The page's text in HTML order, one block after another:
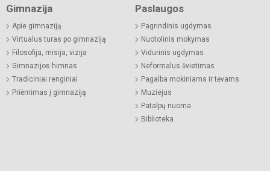
Gimnazija
Apie gimnaziją
Virtualus turas po gimnaziją
Filosofija, misija, vizija
Gimnazijos himnas
Tradiciniai renginiai
Priėmimas į gimnaziją
Paslaugos
Pagrindinis ugdymas
Nuotolinis mokymas
Vidurinis ugdymas
Neformalus švietimas
Pagalba mokiniams ir tėvams
Muziejus
Patalpų nuoma
Biblioteka